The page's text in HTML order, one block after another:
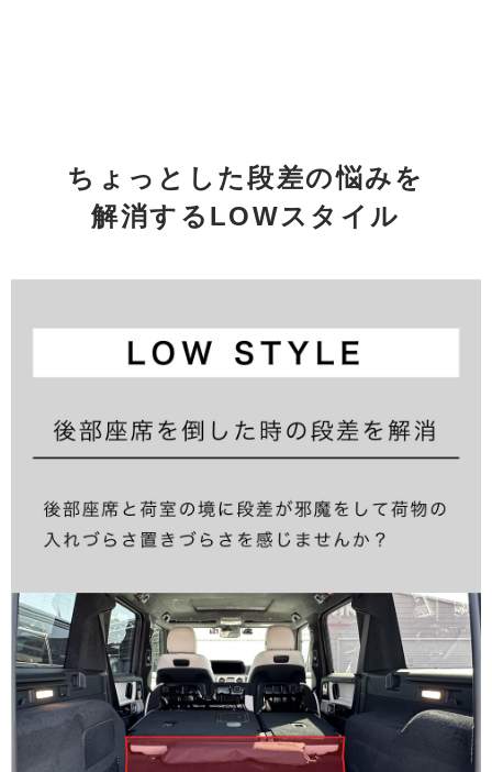
ちょっとした段差の悩みを
解消するLOWスタイル